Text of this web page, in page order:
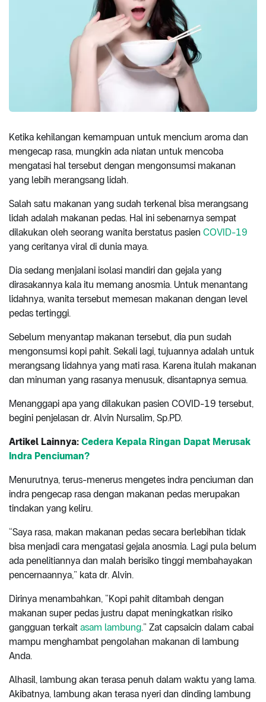
Ketika kehilangan kemampuan untuk mencium aroma dan
mengecap rasa, mungkin ada niatan untuk mencoba
mengatasi hal tersebut dengan mengonsumsi makanan
yang lebih merangsang lidah.
Salah satu makanan yang sudah terkenal bisa merangsang
lidah adalah makanan pedas. Hal ini sebenarnya sempat
dilakukan oleh seorang wanita berstatus pasien COVID-19
yang ceritanya viral di dunia maya.
Dia sedang menjalani isolasi mandiri dan gejala yang
dirasakannya kala itu memang anosmia. Untuk menantang
lidahnya, wanita tersebut memesan makanan dengan level
pedas tertinggi.
Sebelum menyantap makanan tersebut, dia pun sudah
mengonsumsi kopi pahit. Sekali lagi, tujuannya adalah untuk
merangsang lidahnya yang mati rasa. Karena itulah makanan
dan minuman yang rasanya menusuk, disantapnya semua.
Menanggapi apa yang dilakukan pasien COVID-19 tersebut,
begini penjelasan dr. Alvin Nursalim, Sp.PD.
Artikel Lainnya: Cedera Kepala Ringan Dapat Merusak
Indra Penciuman?
Menurutnya, terus-menerus mengetes indra penciuman dan
indra pengecap rasa dengan makanan pedas merupakan
tindakan yang keliru.
“Saya rasa, makan makanan pedas secara berlebihan tidak
bisa menjadi cara mengatasi gejala anosmia. Lagi pula belum
ada penelitiannya dan malah berisiko tinggi membahayakan
pencernaannya,” kata dr. Alvin.
Dirinya menambahkan, “Kopi pahit ditambah dengan
makanan super pedas justru dapat meningkatkan risiko
gangguan terkait asam lambung.” Zat capsaicin dalam cabai
mampu menghambat pengolahan makanan di lambung
Anda.
Alhasil, lambung akan terasa penuh dalam waktu yang lama.
Akibatnya, lambung akan terasa nyeri dan dinding lambung